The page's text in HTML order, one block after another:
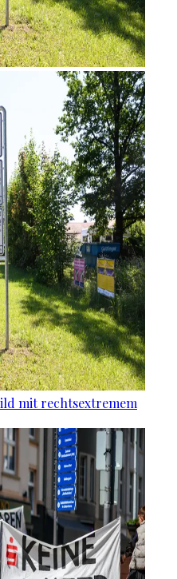
mit rechtsextremem